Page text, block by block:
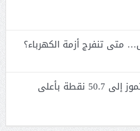
متى تنفرج أزمة الكهرباء؟
إرتفاع مؤشر BLOM PMI في تموز إلى 50.7 نقطة بأعلى